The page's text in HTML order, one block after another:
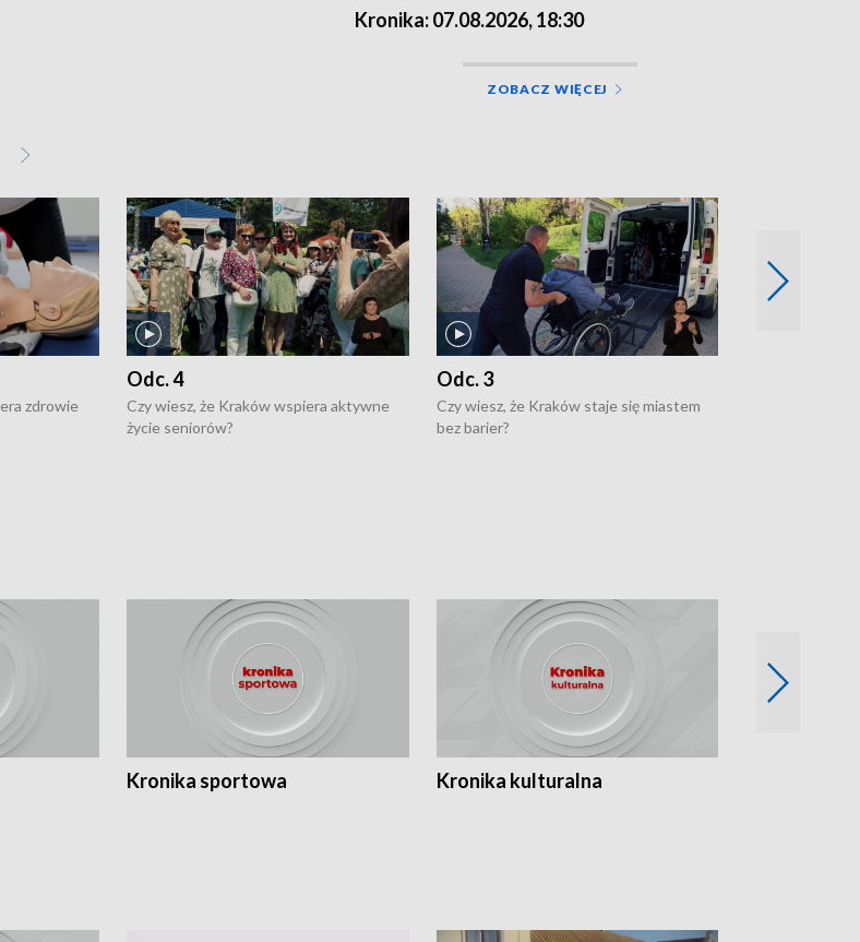
Kronika: 07.08.2026, 18:30
ZOBACZ WIĘCEJ
zdrowie
Odc. 4
Czy wiesz, że Kraków wspiera aktywne
życie seniorów?
Odc. 3
Czy wiesz, że Kraków staje się miastem
bez barier?
Kronika sportowa Kronika kulturalna